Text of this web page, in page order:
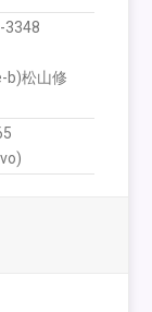
3348
b)松山修